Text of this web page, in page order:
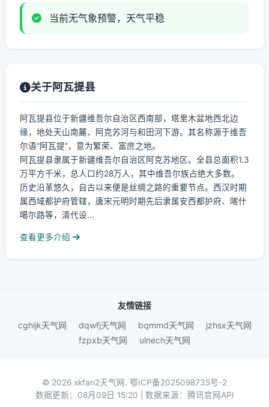
当前无气象预警，天气平稳
关于阿瓦提县
阿瓦提县位于新疆维吾尔自治区西南部，塔里木盆地西北边
缘，地处天山南麓、阿克苏河与和田河下游。其名称源于维吾
尔语“阿瓦提”，意为繁荣、富庶之地。
阿瓦提县隶属于新疆维吾尔自治区阿克苏地区。全县总面积1.3
万平方千米，总人口约28万人，其中维吾尔族占绝大多数。
历史沿革悠久，自古以来便是丝绸之路的重要节点。西汉时期
属西域都护府管辖，唐宋元明时期先后隶属安西都护府、喀什
噶尔路等，清代设...
查看更多介绍
友情链接
cghijk天气网
dqwfj天气网 bqmmd天气网
jzhsx天气网
fzpxb天气网
ulnech天气网
© 2026 xkfan2天气网. 鄂ICP备2025098735号-2
数据更新：08月09日 15:20 | 数据来源：腾讯官网API